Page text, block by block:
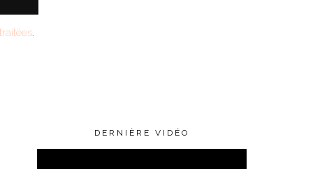
.
DERNIÈRE VIDÉO